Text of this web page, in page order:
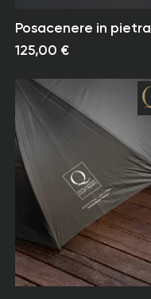
Posacenere in pietra
125,00 €